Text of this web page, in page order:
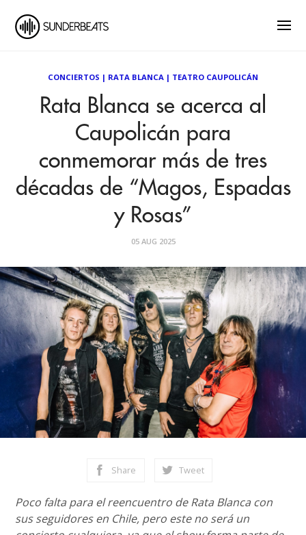
CONCIERTOS | RATA BLANCA | TEATRO CAUPOLICÁN
Rata Blanca se acerca al
Caupolicán para
conmemorar más de tres
décadas de “Magos, Espadas
y Rosas”
05 AUG 2025
Share Tweet
Poco falta para el reencuentro de Rata Blanca con
sus seguidores en Chile, pero este no será un